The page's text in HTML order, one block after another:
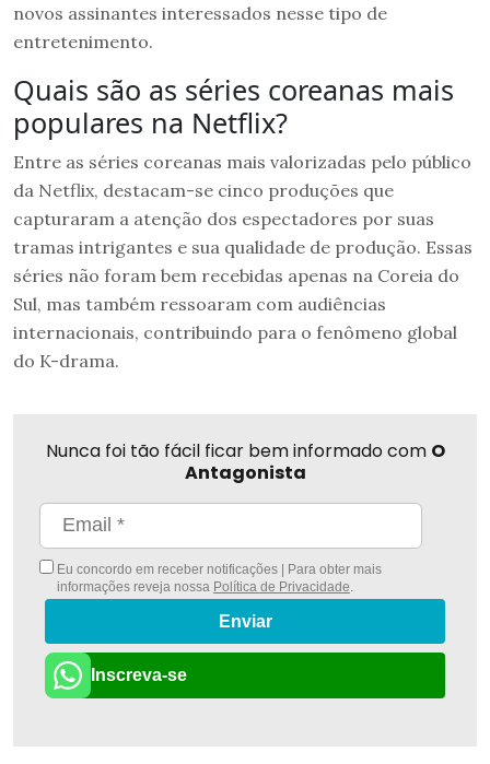
novos assinantes interessados nesse tipo de
entretenimento.
Quais são as séries coreanas mais
populares na Netflix?
Entre as séries coreanas mais valorizadas pelo público
da Netflix, destacam-se cinco produções que
capturaram a atenção dos espectadores por suas
tramas intrigantes e sua qualidade de produção. Essas
séries não foram bem recebidas apenas na Coreia do
Sul, mas também ressoaram com audiências
internacionais, contribuindo para o fenômeno global
do K-drama.
Nunca foi tão fácil ficar bem informado com O
Antagonista
Eu concordo em receber notificações | Para obter mais
informações reveja nossa Política de Privacidade
Enviar
Inscreva-se